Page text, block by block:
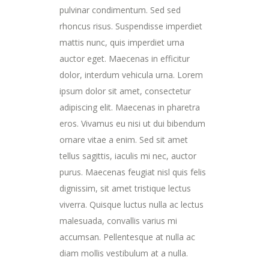
pulvinar condimentum. Sed sed
rhoncus risus. Suspendisse imperdiet
mattis nunc, quis imperdiet urna
auctor eget. Maecenas in efficitur
dolor, interdum vehicula urna. Lorem
ipsum dolor sit amet, consectetur
adipiscing elit. Maecenas in pharetra
eros. Vivamus eu nisi ut dui bibendum
ornare vitae a enim. Sed sit amet
tellus sagittis, iaculis mi nec, auctor
purus. Maecenas feugiat nisl quis felis
dignissim, sit amet tristique lectus
viverra. Quisque luctus nulla ac lectus
malesuada, convallis varius mi
accumsan. Pellentesque at nulla ac
diam mollis vestibulum at a nulla.